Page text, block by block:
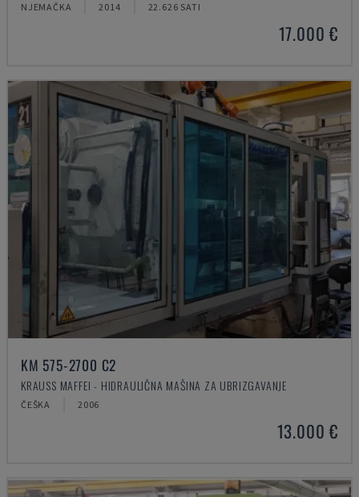
NJEMAČKA 2014 22.626 SATI
17.000 €
KM 575-2700 C2
KRAUSS MAFFEI - HIDRAULIČNA MAŠINA ZA UBRIZGAVANJE
ČEŠKA 2006
13.000 €